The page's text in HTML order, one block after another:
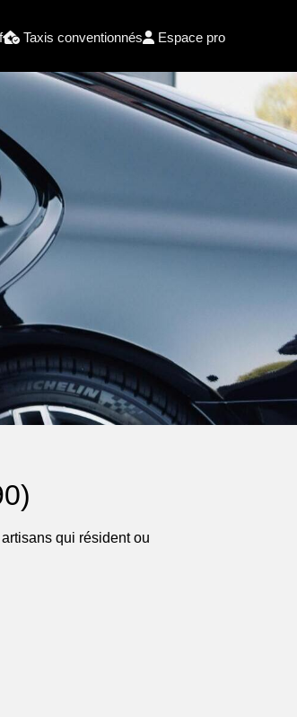
Taxis conventionnés Espace pro
qui résident ou